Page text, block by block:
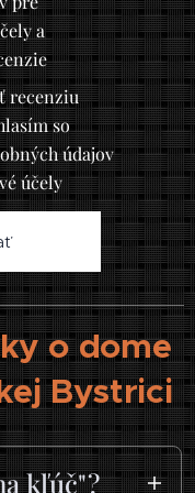
a
recenziu
so
údajov
účely
o dome
Bystrici
kľúč"?